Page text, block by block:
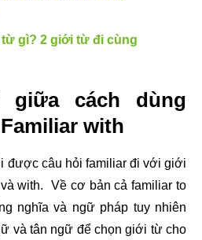
gì? 2 giới từ đi cùng
giữa cách dùng
with
được câu hỏi familiar đi với giới
with. Về cơ bản cả familiar to
nghĩa và ngữ pháp tuy nhiên
và tân ngữ để chọn giới từ cho